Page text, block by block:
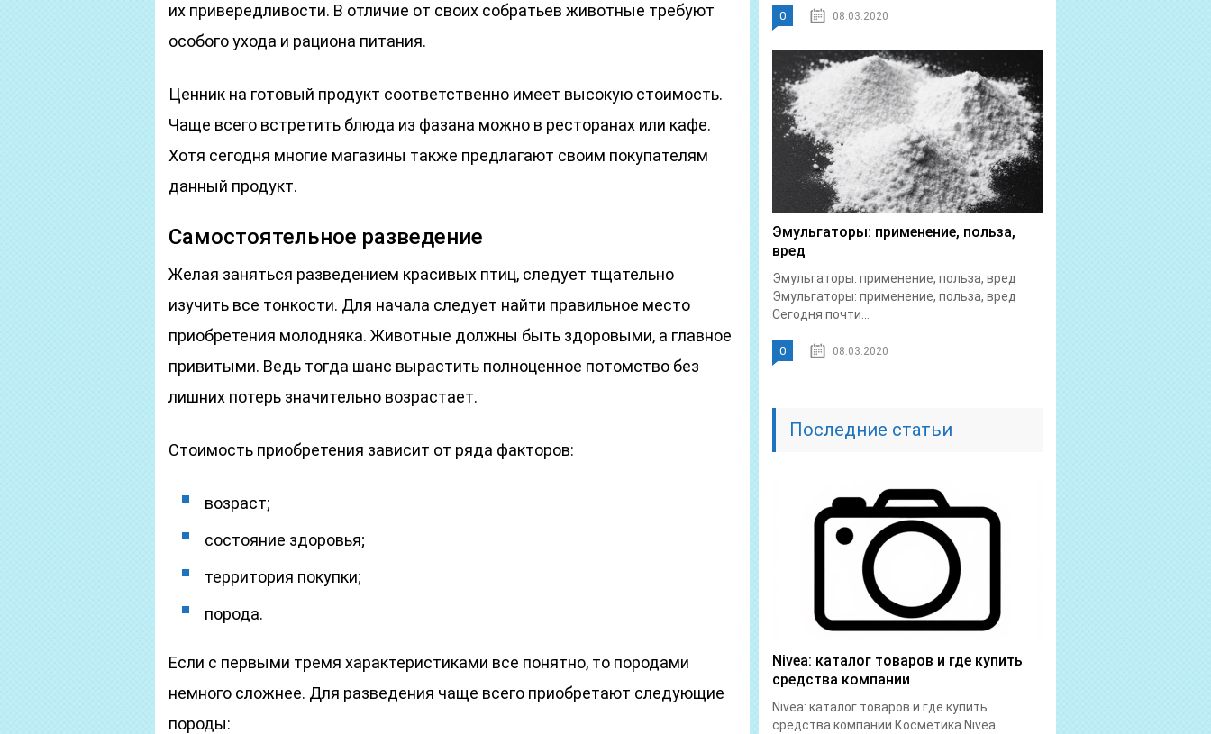
их привередливости. В отличие от своих собратьев животные требуют
особого ухода и рациона питания.
Ценник на готовый продукт соответственно имеет высокую стоимость.
Чаще всего встретить блюда из фазана можно в ресторанах или кафе.
Хотя сегодня многие магазины также предлагают своим покупателям
данный продукт.
Самостоятельное разведение
Желая заняться разведением красивых птиц, следует тщательно
изучить все тонкости. Для начала следует найти правильное место
приобретения молодняка. Животные должны быть здоровыми, а главное
привитыми. Ведь тогда шанс вырастить полноценное потомство без
лишних потерь значительно возрастает.
Стоимость приобретения зависит от ряда факторов:
возраст;
состояние здоровья;
территория покупки;
порода.
Если с первыми тремя характеристиками все понятно, то породами
немного сложнее. Для разведения чаще всего приобретают следующие
породы:
0 08.03.2020
Эмульгаторы: применение, польза,
вред
Эмульгаторы: применение, польза, вред
Эмульгаторы: применение, польза, вред
Сегодня почти...
0 08.03.2020
Последние статьи
Nivea: каталог товаров и где купить
средства компании
Nivea: каталог товаров и где купить
средства компании Косметика Nivea...